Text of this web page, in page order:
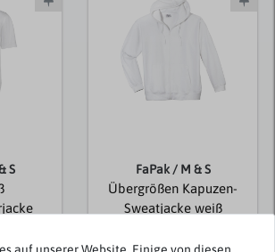
S FaPak / M & S
Übergrößen Kapuzen-
Sweatjacke weiß